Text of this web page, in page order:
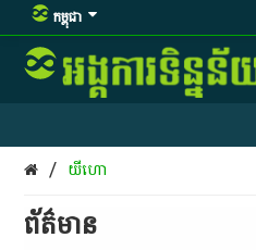
កម្ពុជា
/ ​យីហោ
ព័ត៌មាន​